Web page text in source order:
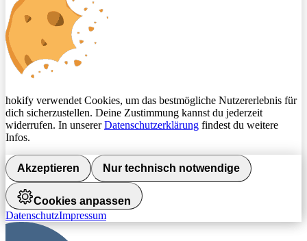
hokify verwendet Cookies, um das bestmögliche Nutzererlebnis für
dich sicherzustellen. Deine Zustimmung kannst du jederzeit
widerrufen. In unsererDatenschutzerklärung findest du weitere
Infos.
Akzeptieren Nur technisch notwendige
Cookies anpassen
DatenschutzImpressum